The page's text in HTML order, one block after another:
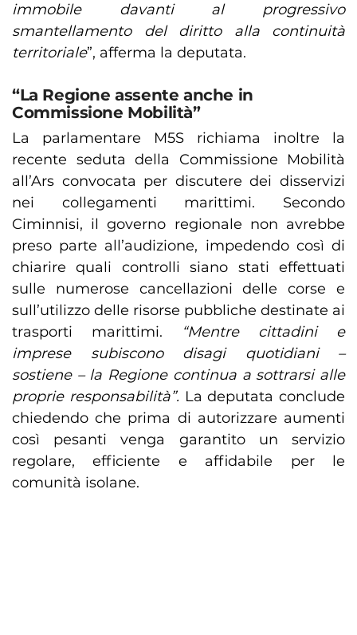
immobile davanti al progressivo
smantellamento del diritto alla continuità
territoriale”, afferma la deputata.
“La Regione assente anche in
Commissione Mobilità”
La parlamentare M5S richiama inoltre la
recente seduta della Commissione Mobilità
all’Ars convocata per discutere dei disservizi
nei collegamenti marittimi. Secondo
Ciminnisi, il governo regionale non avrebbe
preso parte all’audizione, impedendo così di
chiarire quali controlli siano stati effettuati
sulle numerose cancellazioni delle corse e
sull’utilizzo delle risorse pubbliche destinate ai
trasporti marittimi.
“Mentre cittadini e
imprese subiscono disagi quotidiani –
sostiene – la Regione continua a sottrarsi alle
proprie responsabilità”. La deputata conclude
chiedendo che prima di autorizzare aumenti
così pesanti venga garantito un servizio
regolare, efficiente e affidabile per le
comunità isolane.